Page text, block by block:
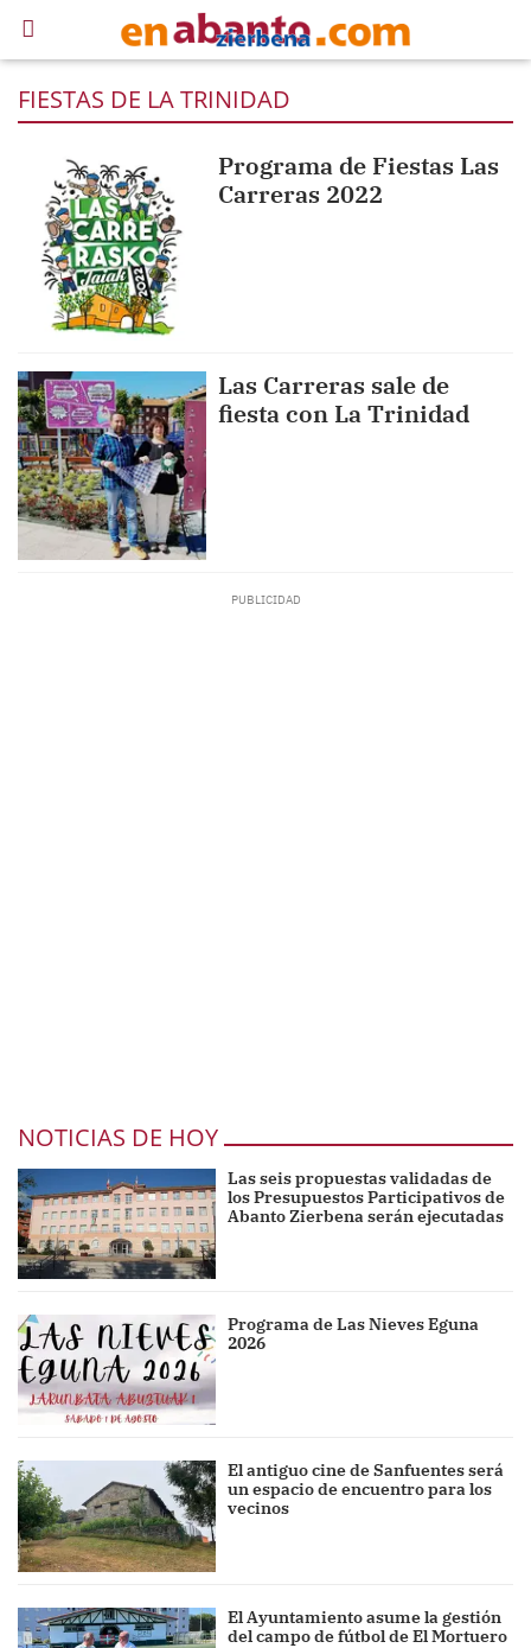
FIESTAS DE LA TRINIDAD
Programa de Fiestas Las
Carreras 2022
Las Carreras sale de
fiesta con La Trinidad
NOTICIAS DE HOY
Las seis propuestas validadas de
los Presupuestos Participativos de
Abanto Zierbena serán ejecutadas
Programa de Las Nieves Eguna
2026
El antiguo cine de Sanfuentes será
un espacio de encuentro para los
vecinos
El Ayuntamiento asume la gestión
del campo de fútbol de El Mortuero